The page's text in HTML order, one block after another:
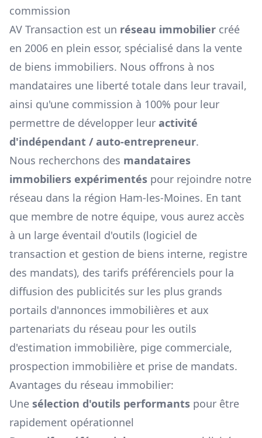
commission
AV Transaction est un réseau immobilier créé
en 2006 en plein essor, spécialisé dans la vente
de biens immobiliers. Nous offrons à nos
mandataires une liberté totale dans leur travail,
ainsi qu'une commission à 100% pour leur
permettre de développer leur activité
d'indépendant / auto-entrepreneur.
Nous recherchons des mandataires
immobiliers expérimentés pour rejoindre notre
réseau dans la région Ham-les-Moines. En tant
que membre de notre équipe, vous aurez accès
à un large éventail d'outils (logiciel de
transaction et gestion de biens interne, registre
des mandats), des tarifs préférenciels pour la
diffusion des publicités sur les plus grands
portails d'annonces immobilières et aux
partenariats du réseau pour les outils
d'estimation immobilière, pige commerciale,
prospection immobilière et prise de mandats.
Avantages du réseau immobilier:
Une sélection d'outils performants pour être
rapidement opérationnel